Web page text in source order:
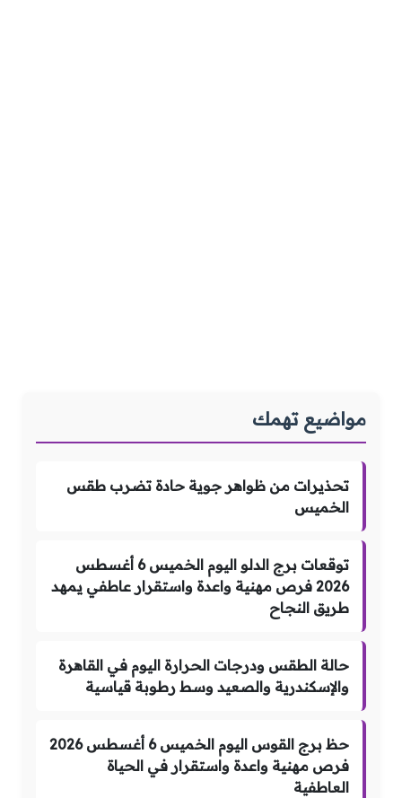
مواضيع تهمك
تحذيرات من ظواهر جوية حادة تضرب طقس
الخميس
توقعات برج الدلو اليوم الخميس 6 أغسطس
2026 فرص مهنية واعدة واستقرار عاطفي يمهد
طريق النجاح
حالة الطقس ودرجات الحرارة اليوم في القاهرة
والإسكندرية والصعيد وسط رطوبة قياسية
حظ برج القوس اليوم الخميس 6 أغسطس 2026
فرص مهنية واعدة واستقرار في الحياة
العاطفية